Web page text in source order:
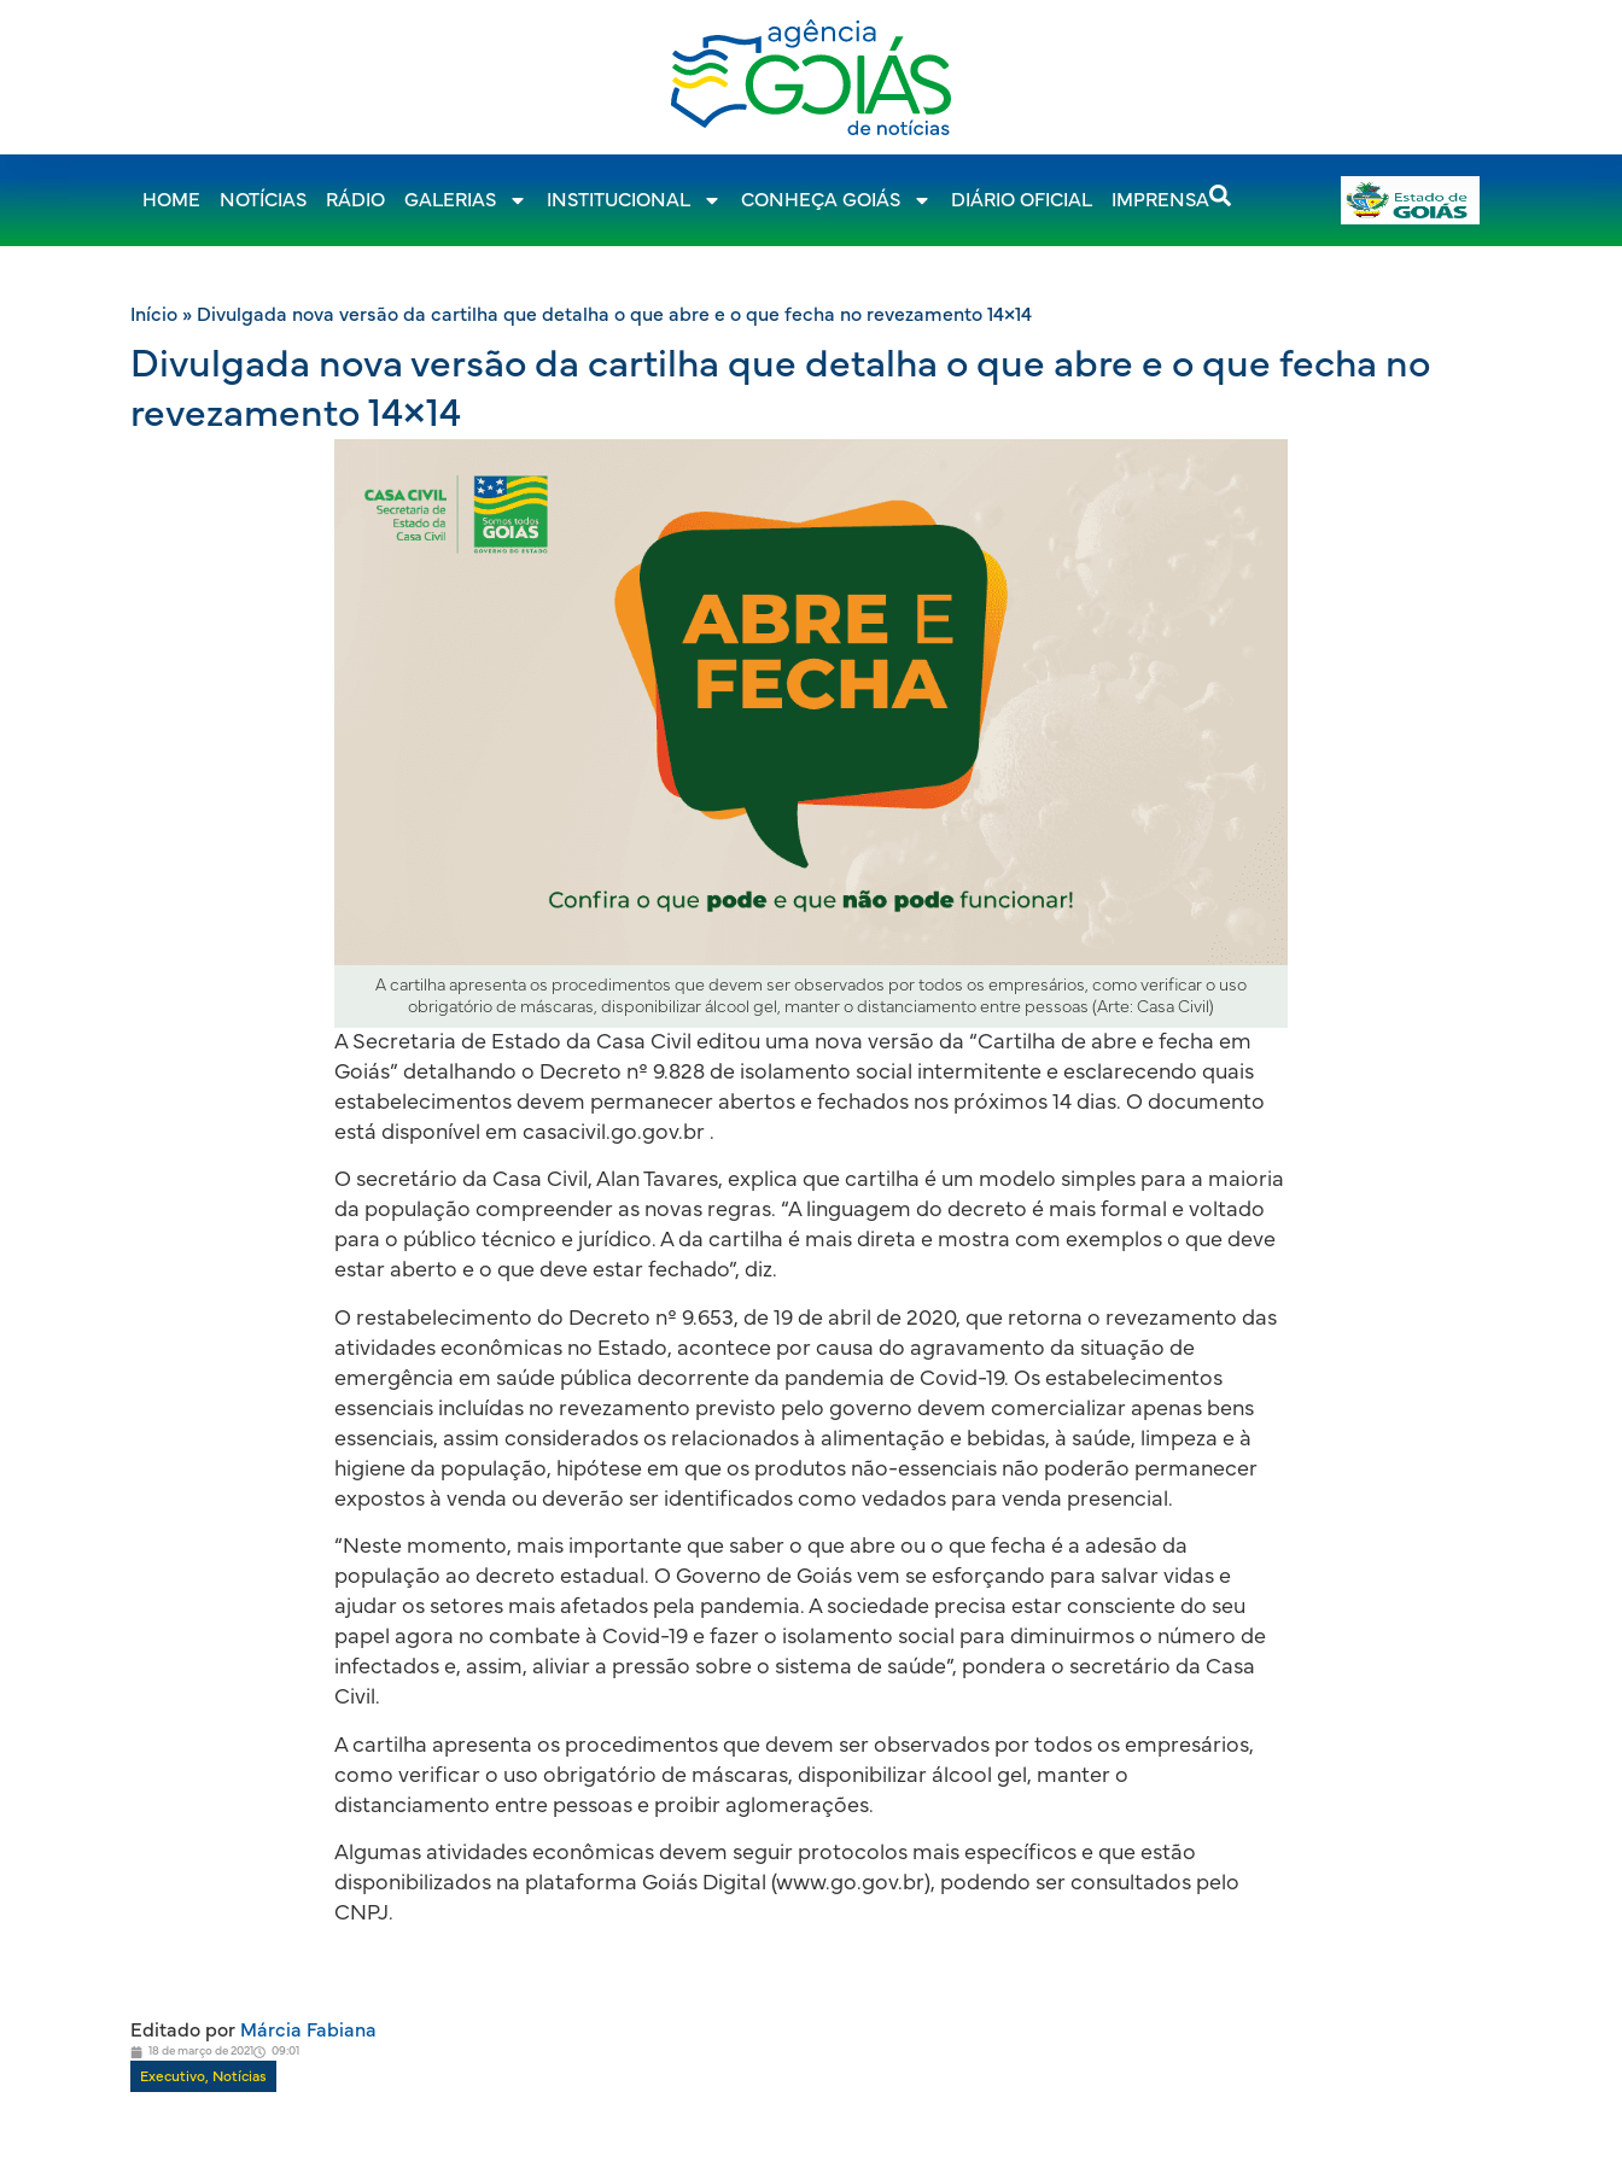
HOME NOTÍCIAS RÁDIO GALERIAS INSTITUCIONAL CONHEÇA GOIÁS DIÁRIO OFICIAL IMPRENSA
Início » Divulgada nova versão da cartilha que detalha o que abre e o que fecha no revezamento 14×14
Divulgada nova versão da cartilha que detalha o que abre e o que fecha no
revezamento 14×14
A cartilha apresenta os procedimentos que devem ser observados por todos os empresários, como verificar o uso
obrigatório de máscaras, disponibilizar álcool gel, manter o distanciamento entre pessoas (Arte: Casa Civil)
A Secretaria de Estado da Casa Civil editou uma nova versão da “Cartilha de abre e fecha em
Goiás” detalhando o Decreto nº 9.828 de isolamento social intermitente e esclarecendo quais
estabelecimentos devem permanecer abertos e fechados nos próximos 14 dias. O documento
está disponível em casacivil.go.gov.br .
O secretário da Casa Civil, Alan Tavares, explica que cartilha é um modelo simples para a maioria
da população compreender as novas regras. “A linguagem do decreto é mais formal e voltado
para o público técnico e jurídico. A da cartilha é mais direta e mostra com exemplos o que deve
estar aberto e o que deve estar fechado”, diz.
O restabelecimento do Decreto nº 9.653, de 19 de abril de 2020, que retorna o revezamento das
atividades econômicas no Estado, acontece por causa do agravamento da situação de
emergência em saúde pública decorrente da pandemia de Covid-19. Os estabelecimentos
essenciais incluídas no revezamento previsto pelo governo devem comercializar apenas bens
essenciais, assim considerados os relacionados à alimentação e bebidas, à saúde, limpeza e à
higiene da população, hipótese em que os produtos não-essenciais não poderão permanecer
expostos à venda ou deverão ser identificados como vedados para venda presencial.
“Neste momento, mais importante que saber o que abre ou o que fecha é a adesão da
população ao decreto estadual. O Governo de Goiás vem se esforçando para salvar vidas e
ajudar os setores mais afetados pela pandemia. A sociedade precisa estar consciente do seu
papel agora no combate à Covid-19 e fazer o isolamento social para diminuirmos o número de
infectados e, assim, aliviar a pressão sobre o sistema de saúde”, pondera o secretário da Casa
Civil.
A cartilha apresenta os procedimentos que devem ser observados por todos os empresários,
como verificar o uso obrigatório de máscaras, disponibilizar álcool gel, manter o
distanciamento entre pessoas e proibir aglomerações.
Algumas atividades econômicas devem seguir protocolos mais específicos e que estão
disponibilizados na plataforma Goiás Digital (www.go.gov.br), podendo ser consultados pelo
CNPJ.
Editado por Márcia Fabiana
18 de março de 2021 09:01
Executivo Notícias